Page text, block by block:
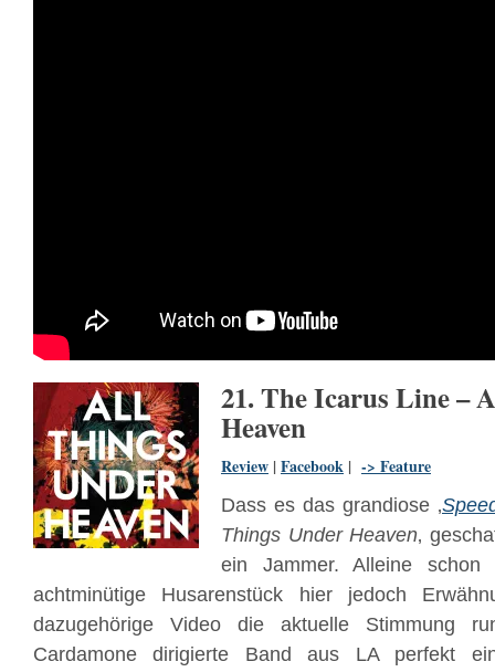
21. The Icarus Line –
Heaven
Review |Facebook | -> Feature
Dass es das grandiose ‚
Things Under Heaven‚
ein Jammer. Alleine schon
achtminütige Husarenstück hier jedoch
dazugehörige Video die aktuelle Stimmung
Cardamone dirigierte Band aus LA perfekt